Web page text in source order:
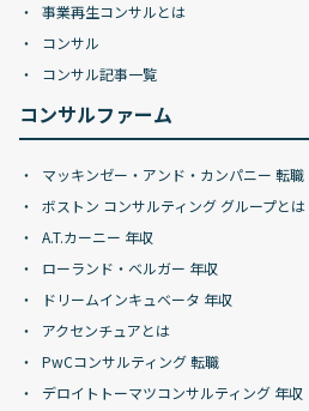
事業再生コンサルとは
コンサル
コンサル記事一覧
コンサルファーム
マッキンゼー・アンド・カンパニー 転職
ボストン コンサルティング グループとは
A.T.カーニー 年収
ローランド・ベルガー 年収
ドリームインキュベータ 年収
アクセンチュアとは
PwCコンサルティング 転職
デロイトトーマツコンサルティング 年収